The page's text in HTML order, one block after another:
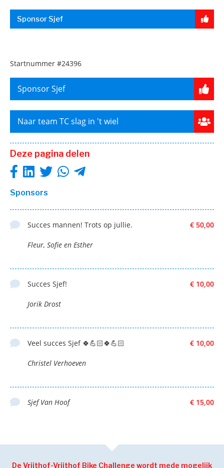
Sponsor Sjef
Startnummer #24396
Sponsor Sjef
Naar team TC slag in 't wiel
Deze pagina delen
Sponsors
€ 50,00
Succes mannen! Trots op jullie.
Fleur, Sofie en Esther
€ 10,00
Succes Sjef!
Jorik Drost
€ 10,00
Veel succes Sjef 🍀💪🏻🍀💪🏻
Christel Verhoeven
€ 15,00
Sjef Van Hoof
De Vrijthof-Vrijthof Bike Challenge wordt mede mogelijk